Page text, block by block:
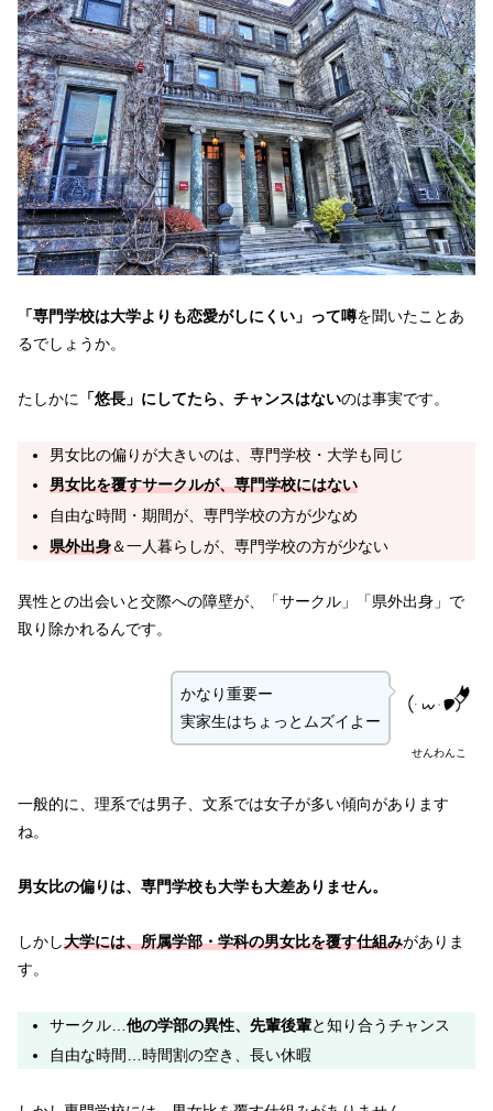
「専門学校は大学よりも恋愛がしにくい」って噂を聞いたことあ
るでしょうか。
たしかに 「悠長」にしてたら、チャンスはないのは事実です。
男女比の偏りが大きいのは、専門学校・大学も同じ
男女比を覆すサークルが、専門学校にはない
自由な時間・期間が、専門学校の方が少なめ
県外出身＆一人暮らしが、専門学校の方が少ない
異性との出会いと交際への障壁が、「サークル」「県外出身」で
取り除かれるんです。
せんわんこ
かなり重要ー
実家生はちょっとムズイよー
一般的に、理系では男子、文系では女子が多い傾向があります
ね。
男女比の偏りは、専門学校も大学も大差ありません。
しかし大学には、所属学部・学科の男女比を覆す仕組みがありま
す。
サークル… 他の学部の異性、先輩後輩と知り合うチャンス
自由な時間…時間割の空き、長い休暇